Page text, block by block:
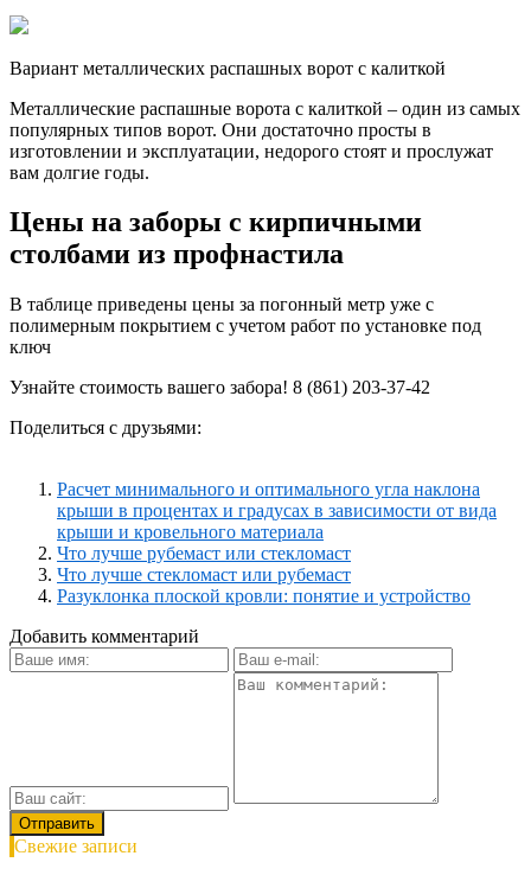
Вариант металлических распашных ворот с калиткой
Металлические распашные ворота с калиткой – один из самых
популярных типов ворот. Они достаточно просты в
изготовлении и эксплуатации, недорого стоят и прослужат
вам долгие годы.
Цены на заборы с кирпичными
столбами из профнастила
В таблице приведены цены за погонный метр уже с
полимерным покрытием с учетом работ по установке под
ключ
Узнайте стоимость вашего забора! 8 (861) 203-37-42
Поделиться с друзьями:
Расчет минимального и оптимального угла наклона
крыши в процентах и градусах в зависимости от вида
крыши и кровельного материала
Что лучше рубемаст или стекломаст
Что лучше стекломаст или рубемаст
Разуклонка плоской кровли: понятие и устройство
Добавить комментарий
Свежие записи